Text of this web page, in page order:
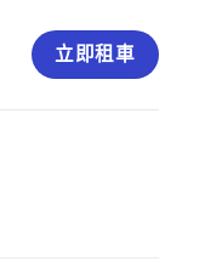
立即租車